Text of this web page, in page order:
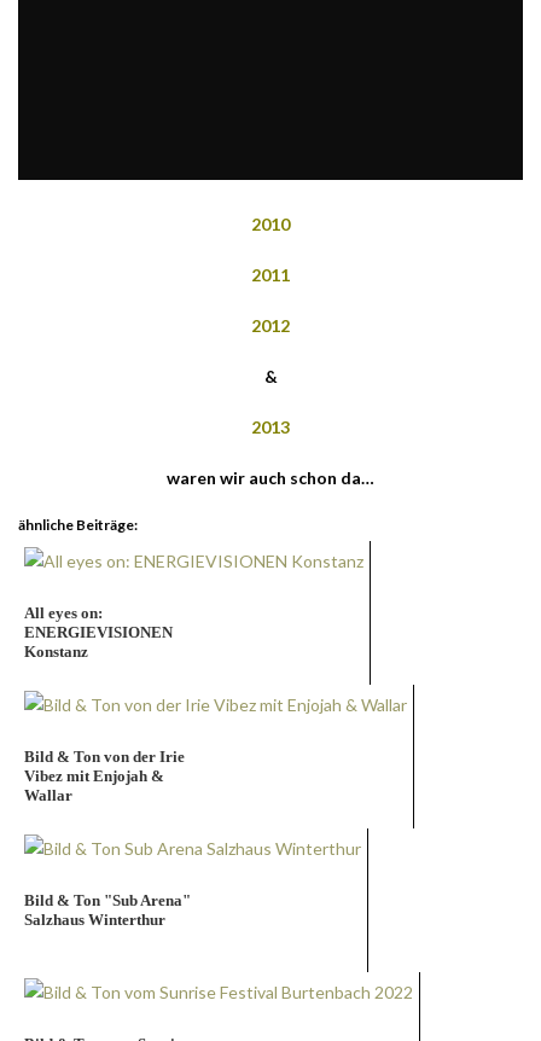
2010
2011
2012
&
2013
waren wir auch schon da…
ähnliche Beiträge:
All eyes on:
ENERGIEVISIONEN
Konstanz
Bild & Ton von der Irie
Vibez mit Enjojah &
Wallar
Bild & Ton "Sub Arena"
Salzhaus Winterthur